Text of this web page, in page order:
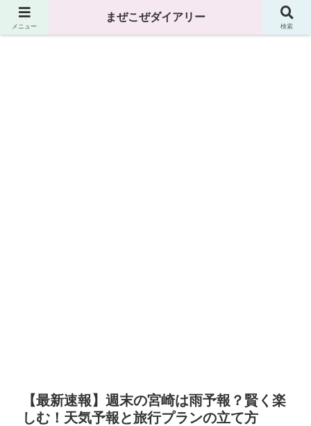
まぜこぜダイアリー
【最新速報】週末の宮崎は雨予報？賢く楽
しむ！天気予報と旅行プランの立て方
メニュー
まぜこぜダイアリー
検索